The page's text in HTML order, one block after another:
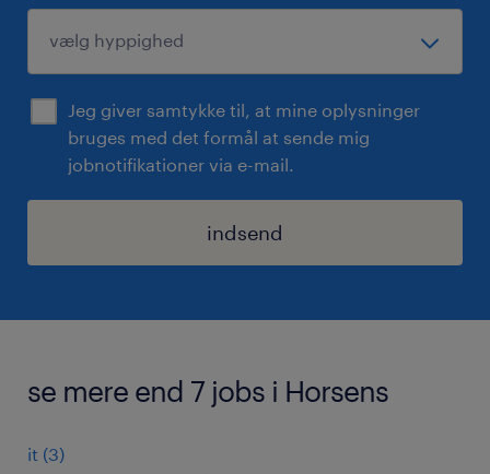
Jeg giver samtykke til, at mine oplysninger
bruges med det formål at sende mig
jobnotifikationer via e-mail.
indsend
se mere end 7 jobs i Horsens
it (3)